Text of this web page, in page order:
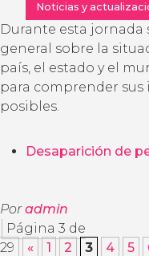
Noticias y
Durante esta jornada
general sobre la
país, el estado y el
para comprender
posibles.
Desaparición de
Poradmin
Página 3 de
29
« 1 2 3 4 5